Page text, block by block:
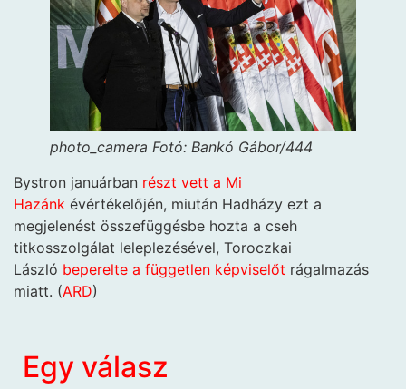
photo_camera Fotó: Bankó Gábor/444
Bystron januárban részt vett a Mi
Hazánk évértékelőjén, miután Hadházy ezt a
megjelenést összefüggésbe hozta a cseh
titkosszolgálat leleplezésével, Toroczkai
László beperelte a független képviselőt rágalmazás
miatt. (ARD)
Egy válasz